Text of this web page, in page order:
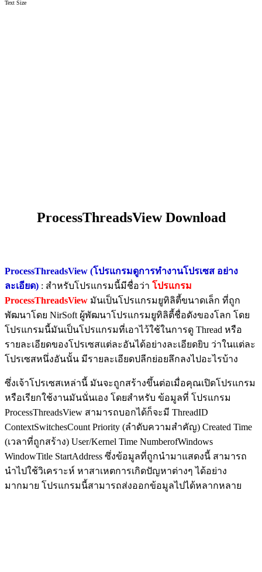
Text Size
ProcessThreadsView Download
ProcessThreadsView (โปรแกรมดูการทำงานโปรเซส อย่าง
ละเอียด) : สำหรับโปรแกรมนี้มีชื่อว่า โปรแกรม
ProcessThreadsView มันเป็นโปรแกรมยูทิลิตี้ขนาดเล็ก ที่ถูก
พัฒนาโดย NirSoft ผู้พัฒนาโปรแกรมยูทิลิตี้ชื่อดังของโลก โดย
โปรแกรมนี้มันเป็นโปรแกรมที่เอาไว้ใช้ในการดู Thread หรือ
รายละเอียดของโปรเซสแต่ละอันได้อย่างละเอียดยิบ ว่าในแต่ละ
โปรเซสหนึ่งอันนั้น มีรายละเอียดปลีกย่อยลึกลงไปอะไรบ้าง
ซึ่งเจ้าโปรเซสเหล่านี้ มันจะถูกสร้างขึ้นต่อเมื่อคุณเปิดโปรแกรม
หรือเรียกใช้งานมันนั่นเอง โดยสำหรับ ข้อมูลที่ โปรแกรม
ProcessThreadsView สามารถบอกได้ก็จะมี ThreadID
ContextSwitchesCount Priority (ลำดับความสำคัญ) Created Time
(เวลาที่ถูกสร้าง) User/Kernel Time NumberofWindows
WindowTitle StartAddress ซึ่งข้อมูลที่ถูกนำมาแสดงนี้ สามารถ
นำไปใช้วิเคราะห์ หาสาเหตการเกิดปัญหาต่างๆ ได้อย่าง
มากมาย โปรแกรมนี้สามารถส่งออกข้อมูลไปได้หลากหลาย